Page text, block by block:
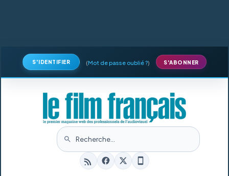
S'IDENTIFIER (Mot de passe oublié ?) S'ABONNER